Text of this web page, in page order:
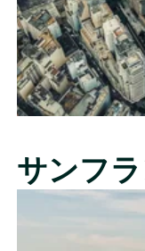
サンフ